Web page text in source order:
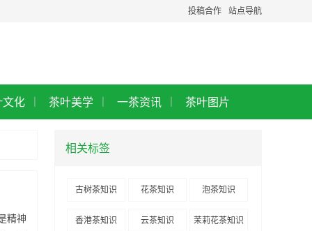
站点导航
投稿合作
文化 茶叶美学 一茶资讯 茶叶图片
精神
相关标签
古树茶知识 花茶知识 泡茶知识
香港茶知识 云茶知识 茉莉花茶知识